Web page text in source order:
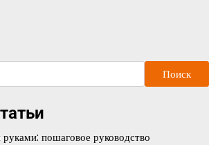
Поиск
пошаговое руководство